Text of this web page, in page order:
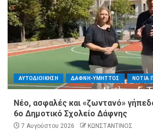
ΑΥΤΟΔΙΟΙΚΗΣΗ ΔΑΦΝΗ-ΥΜΗΤΤΟΣ ΝΟΤΙΑ
Νέο, ασφαλές και «ζωντανό»
6ο Δημοτικό Σχολείο Δάφνης
7 Αυγούστου 2026 ΚΩΝΣΤΑΝΤΙΝΟΣ